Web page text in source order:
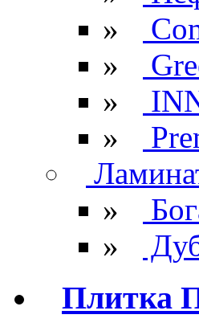
»
»
»
»
»
»
Плитка